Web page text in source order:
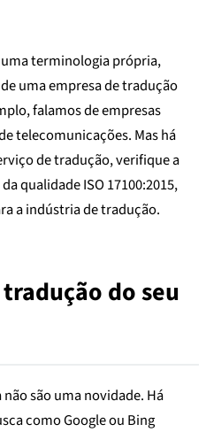
terminologia própria,
uma empresa de tradução
falamos de empresas
telecomunicações. Mas há
de tradução, verifique a
qualidade ISO 17100:2015,
a indústria de tradução.
do seu
são uma novidade. Há
como Google ou Bing